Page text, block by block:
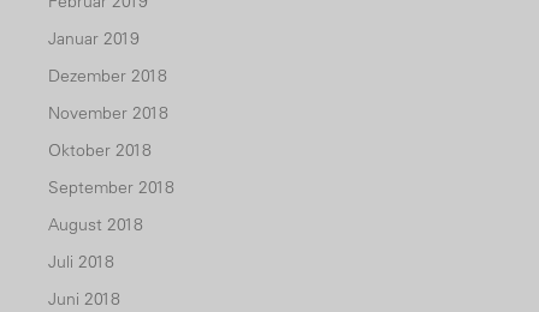
Januar 2019
Dezember 2018
November 2018
Oktober 2018
September 2018
August 2018
Juli 2018
Juni 2018